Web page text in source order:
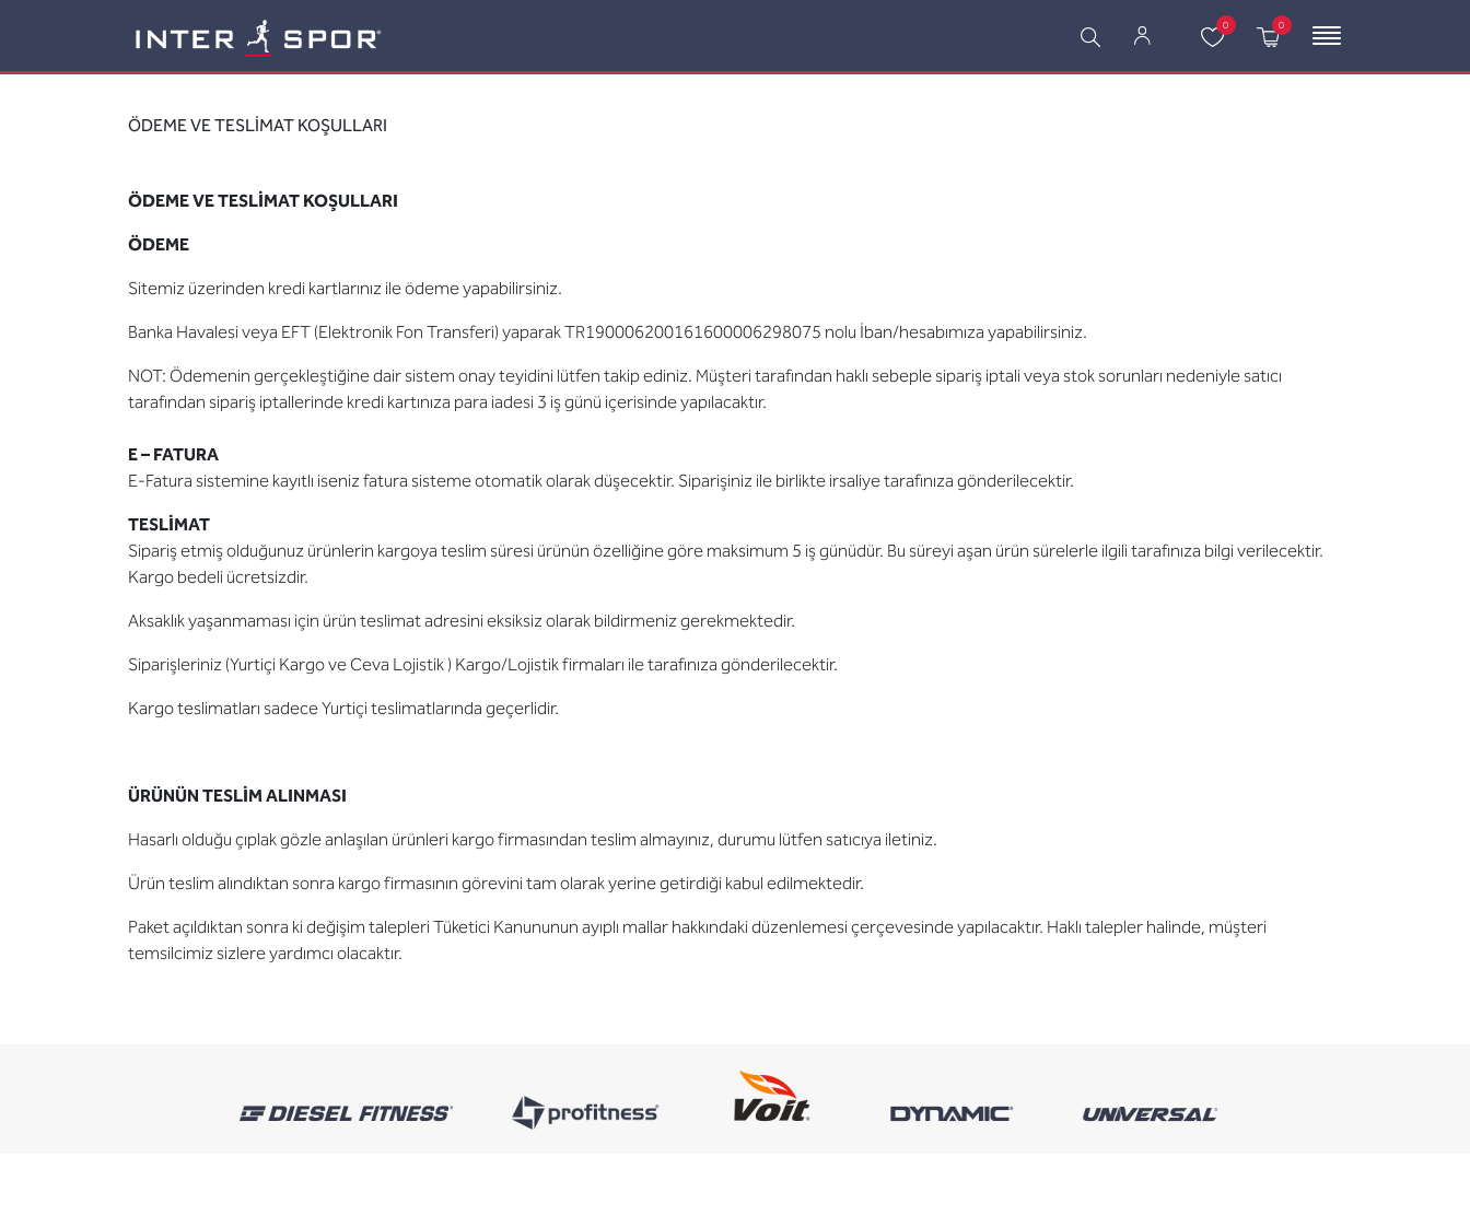
0 0
ÖDEME VE TESLİMAT KOŞULLARI
ÖDEME VE TESLİMAT KOŞULLARI
ÖDEME
Sitemiz üzerinden kredi kartlarınız ile ödeme yapabilirsiniz.
Banka Havalesi veya EFT (Elektronik Fon Transferi) yaparak TR190006200161600006298075 nolu İban/hesabımıza yapabilirsiniz.
NOT: Ödemenin gerçekleştiğine dair sistem onay teyidini lütfen takip ediniz. Müşteri tarafından haklı sebeple sipariş iptali veya stok sorunları nedeniyle satıcı
tarafından sipariş iptallerinde kredi kartınıza para iadesi 3 iş günü içerisinde yapılacaktır.
E – FATURA
E-Fatura sistemine kayıtlı iseniz fatura sisteme otomatik olarak düşecektir. Siparişiniz ile birlikte irsaliye tarafınıza gönderilecektir.
TESLİMAT
Sipariş etmiş olduğunuz ürünlerin kargoya teslim süresi ürünün özelliğine göre maksimum 5 iş günüdür. Bu süreyi aşan ürün sürelerle ilgili tarafınıza bilgi verilecektir.
Kargo bedeli ücretsizdir.
Aksaklık yaşanmaması için ürün teslimat adresini eksiksiz olarak bildirmeniz gerekmektedir.
Siparişleriniz (Yurtiçi Kargo ve Ceva Lojistik ) Kargo/Lojistik firmaları ile tarafınıza gönderilecektir.
Kargo teslimatları sadece Yurtiçi teslimatlarında geçerlidir.
ÜRÜNÜN TESLİM ALINMASI
Hasarlı olduğu çıplak gözle anlaşılan ürünleri kargo firmasından teslim almayınız, durumu lütfen satıcıya iletiniz.
Ürün teslim alındıktan sonra kargo firmasının görevini tam olarak yerine getirdiği kabul edilmektedir.
Paket açıldıktan sonra ki değişim talepleri Tüketici Kanununun ayıplı mallar hakkındaki düzenlemesi çerçevesinde yapılacaktır. Haklı talepler halinde, müşteri
temsilcimiz sizlere yardımcı olacaktır.